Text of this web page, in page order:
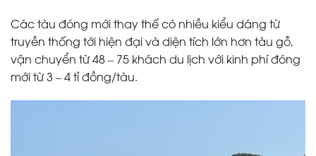
Các tàu đóng mới thay thế có nhiều kiểu dáng từ
truyền thống tới hiện đại và diện tích lớn hơn tàu gỗ,
vận chuyển từ 48 – 75 khách du lịch với kinh phí đóng
mới từ 3 – 4 tỉ đồng/tàu.